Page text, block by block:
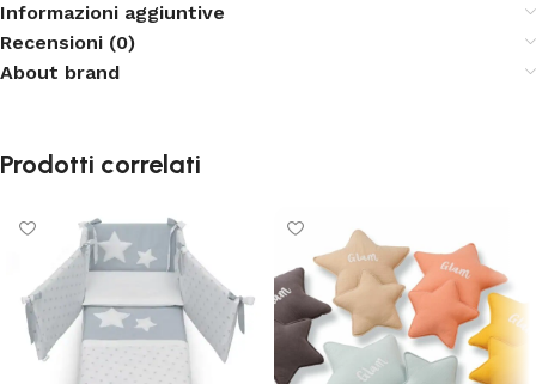
Informazioni aggiuntive
Recensioni (0)
About brand
Prodotti correlati